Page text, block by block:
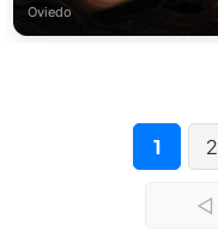
Oviedo
1 2
◁